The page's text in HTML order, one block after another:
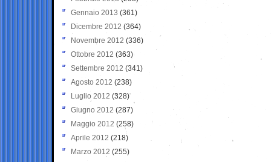
Gennaio 2013 (361)
Dicembre 2012 (364)
Novembre 2012 (336)
Ottobre 2012 (363)
Settembre 2012 (341)
Agosto 2012 (238)
Luglio 2012 (328)
Giugno 2012 (287)
Maggio 2012 (258)
Aprile 2012 (218)
Marzo 2012 (255)